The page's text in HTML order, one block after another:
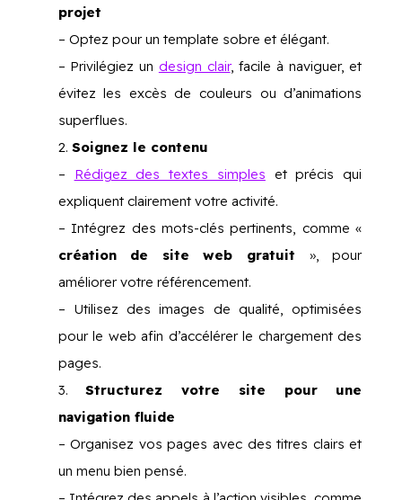
projet
– Optez pour un template sobre et élégant.
– Privilégiez un design clair, facile à naviguer, et
évitez les excès de couleurs ou d’animations
superflues.
Soignez le contenu
– Rédigez des textes simples et précis qui
expliquent clairement votre activité.
– Intégrez des mots-clés pertinents, comme «
création de site web gratuit », pour
améliorer votre référencement.
– Utilisez des images de qualité, optimisées
pour le web afin d’accélérer le chargement des
pages.
Structurez votre site pour une
navigation fluide
– Organisez vos pages avec des titres clairs et
un menu bien pensé.